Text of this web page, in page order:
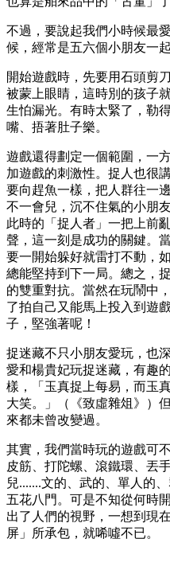
不過，要說起我們小時候最
候，經常是五六個小朋友一
開始遊戲時，先要用石頭剪
被蒙上眼睛，這時別的孩子
生怕漏光。有時太緊了，勒
嘴、捂著肚子樂。
遊戲還得劃定一個範圍，一
加遊戲的刺激性。捉人也很
要向趕魚一樣，把人群往一
不一會兒，沉不住氣的小朋
此時的「捉人者」一把上前
聲，這一刻是成功的關鍵。
要一開始躲好就雷打不動，
總能堅持到下一局。總之，
的雙重對抗。當然在玩鬧中
了拍自己又能馬上投入到遊
子，堅強著呢！
捉迷藏不只小朋友愛玩，也
愛和楊貴妃玩捉迷藏，有趣
樣，「玉真捉上每易，而玉
大笑。」（《致虛雜俎》）
來都未曾改變過。
其實，我們當時玩的遊戲可
皮筋、打陀螺、滾鐵環、丟
兒.......文的、武的、單人的
五花八門。可是不知從何時
出了人們的視野，一想到現
屏」所承包，就唏噓不已。